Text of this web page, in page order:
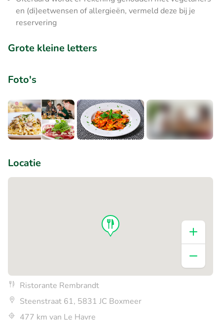
en (di)eetwensen of allergieën, vermeld deze bij je
reservering
Grote kleine letters
Foto's
Locatie
Ristorante Rembrandt
Steenstraat 61, 5831 JC Boxmeer
477 km van Le Havre